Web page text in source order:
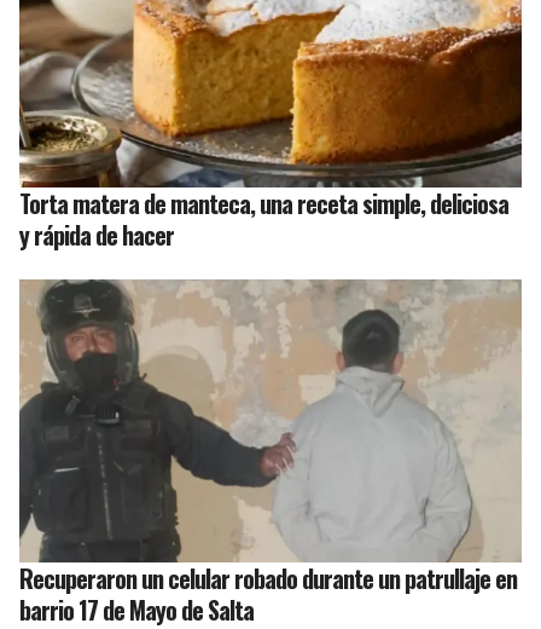
Torta matera de manteca, una receta simple, deliciosa
y rápida de hacer
Recuperaron un celular robado durante un patrullaje en
barrio 17 de Mayo de Salta